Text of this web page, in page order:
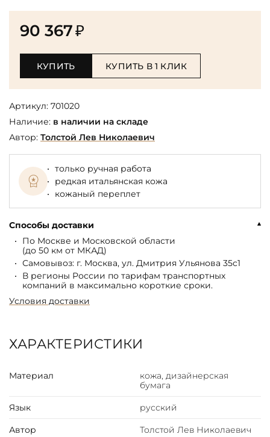
90 367₽
КУПИТЬ КУПИТЬ В 1 КЛИК
Артикул: 701020
Наличие: в наличии на складе
Автор: Толстой Лев Николаевич
только ручная работа
редкая итальянская кожа
кожаный переплет
Способы доставки
По Москве и Московской области
(до 50 км от МКАД)
Самовывоз: г. Москва, ул. Дмитрия Ульянова 35с1
В регионы России по тарифам транспортных
компаний в максимально короткие сроки.
Условия доставки
ХАРАКТЕРИСТИКИ
Материал
кожа, дизайнерская
бумага
Язык русский
Автор Толстой Лев Николаевич